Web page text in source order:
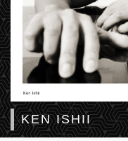
KEN ISHII